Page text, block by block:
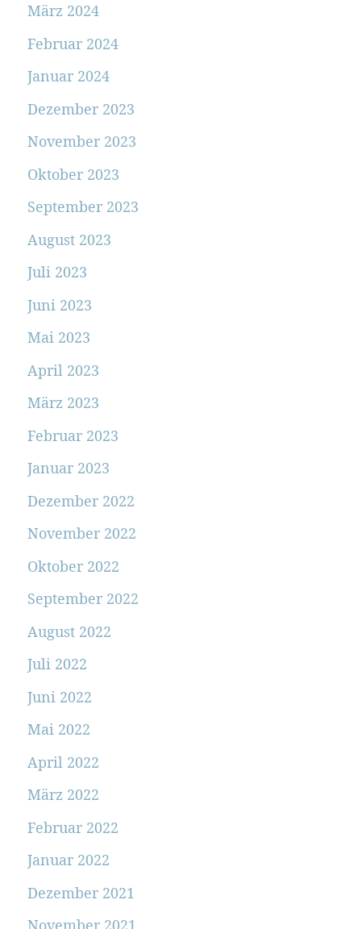
März 2024
Februar 2024
Januar 2024
Dezember 2023
November 2023
Oktober 2023
September 2023
August 2023
Juli 2023
Juni 2023
Mai 2023
April 2023
März 2023
Februar 2023
Januar 2023
Dezember 2022
November 2022
Oktober 2022
September 2022
August 2022
Juli 2022
Juni 2022
Mai 2022
April 2022
März 2022
Februar 2022
Januar 2022
Dezember 2021